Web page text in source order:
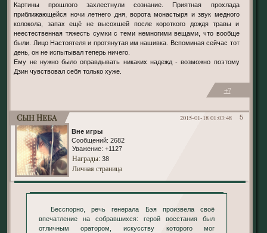
Картины прошлого захлестнули сознание. Приятная прохлада
приближающейся ночи летнего дня, ворота монастыря и звук медного
колокола, запах ещё не высохшей после короткого дождя травы и
неестественная тяжесть сумки с теми немногими вещами, что вообще
были. Лицо Настоятеля и протянутая им нашивка. Вспоминая сейчас тот
день, он не испытывал теперь ничего.
Ему не нужно было оправдывать никаких надежд - возможно поэтому
Дзин чувствовал себя только хуже.
+7
5
2015-01-18 01:03:48
Сын Неба
Вне игры
Сообщений: 2682
Уважение: +1127
Награды: 38
Личная страница
Бесспорно, речь генерала Бэя произвела своё
впечатление на собравшихся: герой восстания был
отличным оратором, искусству которого мог